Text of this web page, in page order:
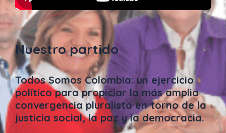
Nuestro partido
Todos Somos Colombia: un ejercicio
político para propiciar la más amplia
convergencia pluralista en torno de la
justicia social, la paz y la democracia.